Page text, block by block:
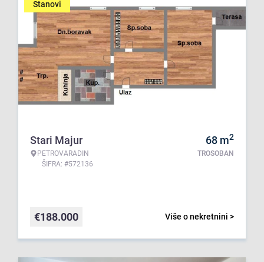
Stanovi
Stari Majur
PETROVARADIN
ŠIFRA: #572136
68 m2
TROSOBAN
Više o nekretnini >
€188.000